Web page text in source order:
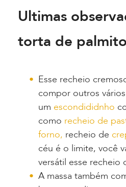
Ultimas
torta de
Esse recheio
compor outros
um escondididnho
como recheio de
forno, recheio de
céu é o limite, você
versátil esse recheio
A massa também